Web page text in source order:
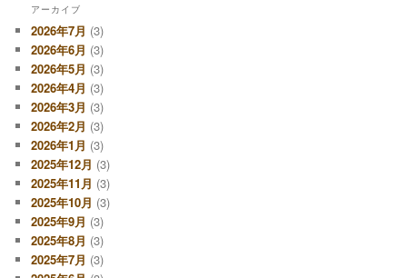
アーカイブ
2026年7月 (3)
2026年6月 (3)
2026年5月 (3)
2026年4月 (3)
2026年3月 (3)
2026年2月 (3)
2026年1月 (3)
2025年12月 (3)
2025年11月 (3)
2025年10月 (3)
2025年9月 (3)
2025年8月 (3)
2025年7月 (3)